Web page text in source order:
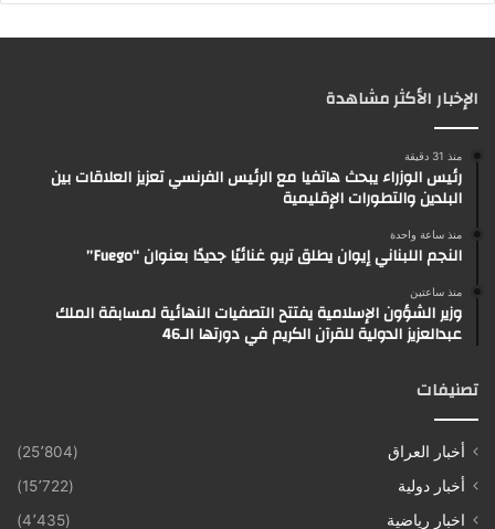
الإخبار الأكثر مشاهدة
منذ 31 دقيقة
رئيس الوزراء يبحث هاتفيا مع الرئيس الفرنسي تعزيز العلاقات بين
البلدين والتطورات الإقليمية
منذ ساعة واحدة
النجم اللبناني إيوان يطلق تريو غنائيًا جديدًا بعنوان “Fuego”
منذ ساعتين
وزير الشؤون الإسلامية يفتتح التصفيات النهائية لمسابقة الملك
عبدالعزيز الدولية للقرآن الكريم في دورتها الـ46
تصنيفات
أخبار العراق
(25٬804)
أخبار دولية
(15٬722)
اخبار رياضية
(4٬435)